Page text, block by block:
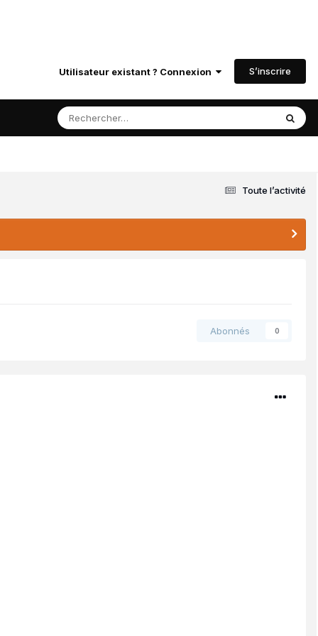
Utilisateur existant ? Connexion S’inscrire
Toute l’activité
Abonnés 0